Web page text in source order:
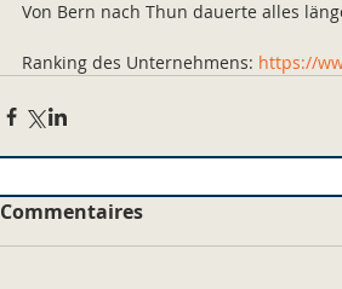
Von Bern nach Thun dauerte alles
Ranking des Unternehmens: https://
Commentaires